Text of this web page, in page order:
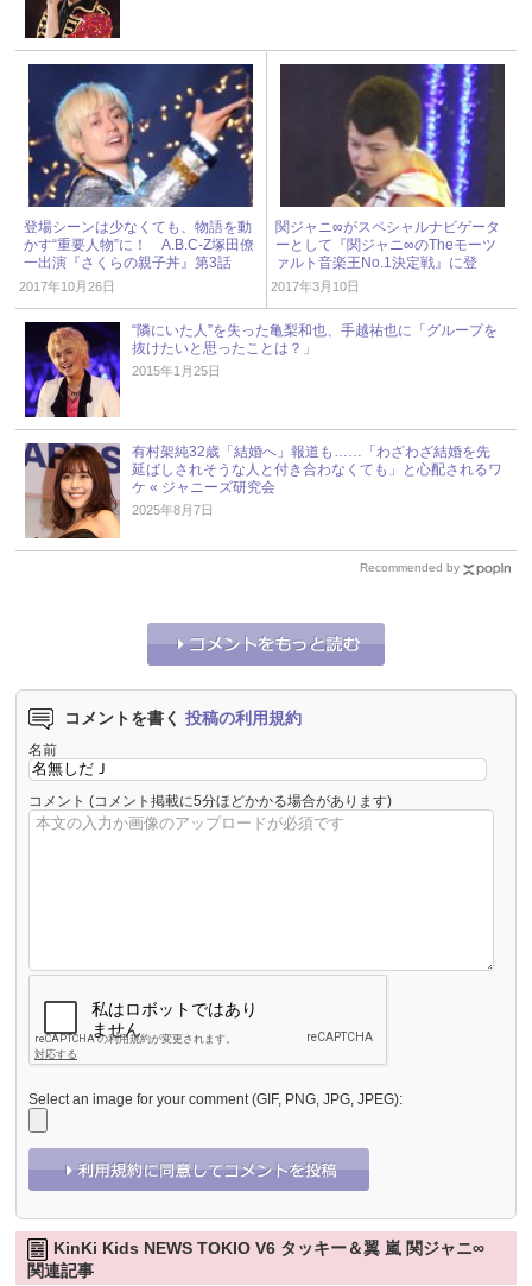
登場シーンは少なくても、物語を動
かす“重要人物”に！ A.B.C-Z塚田僚
一出演『さくらの親子丼』第3話
2017年10月26日
関ジャニ∞がスペシャルナビゲータ
ーとして『関ジャニ∞のTheモーツ
ァルト音楽王No.1決定戦』に登
場!! 3月11日（土）ジャニーズアイ
ドル出演情報
2017年3月10日
“隣にいた人”を失った亀梨和也、手越祐也に「グループを
抜けたいと思ったことは？」
2015年1月25日
有村架純32歳「結婚へ」報道も……「わざわざ結婚を先
延ばしされそうな人と付き合わなくても」と心配されるワ
ケ « ジャニーズ研究会
2025年8月7日
Recommended by
コメントを書く 投稿の利用規約
名前
コメント (コメント掲載に5分ほどかかる場合があります)
Select an image for your comment (GIF, PNG, JPG, JPEG):
KinKi Kids NEWS TOKIO V6 タッキー＆翼 嵐 関ジャニ∞
関連記事